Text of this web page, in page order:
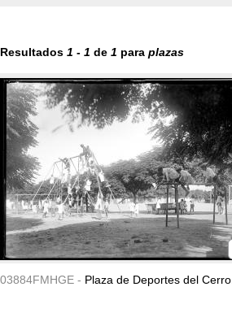
Resultados 1 - 1 de 1 para plazas
03884FMHGE - Plaza de Deportes del Cerro.